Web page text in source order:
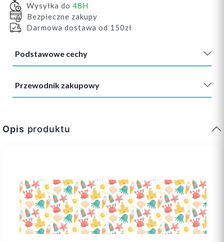
Wysyłka do 48H
Bezpieczne zakupy
Darmowa dostawa od 150zł
Podstawowe cechy
Przewodnik zakupowy
Opis produktu